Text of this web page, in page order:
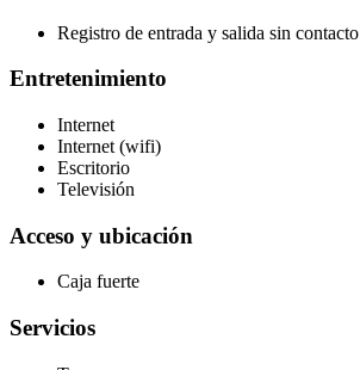
Registro de entrada y salida sin contacto
Entretenimiento
Internet
Internet (wifi)
Escritorio
Televisión
Acceso y ubicación
Caja fuerte
Servicios